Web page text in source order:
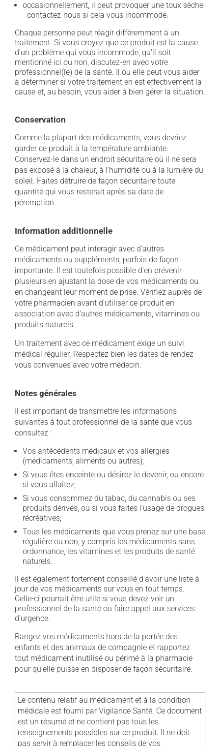
occasionnellement, il peut provoquer une toux sèche
- contactez-nous si cela vous incommode.
Chaque personne peut réagir différemment à un
traitement. Si vous croyez que ce produit est la cause
d'un problème qui vous incommode, qu'il soit
mentionné ici ou non, discutez-en avec votre
professionnel(le) de la santé. Il ou elle peut vous aider
à déterminer si votre traitement en est effectivement la
cause et, au besoin, vous aider à bien gérer la situation.
Conservation
Comme la plupart des médicaments, vous devriez
garder ce produit à la température ambiante.
Conservez-le dans un endroit sécuritaire où il ne sera
pas exposé à la chaleur, à l'humidité ou à la lumière du
soleil. Faites détruire de façon sécuritaire toute
quantité qui vous resterait après sa date de
péremption.
Information additionnelle
Ce médicament peut interagir avec d'autres
médicaments ou suppléments, parfois de façon
importante. Il est toutefois possible d'en prévenir
plusieurs en ajustant la dose de vos médicaments ou
en changeant leur moment de prise. Vérifiez auprès de
votre pharmacien avant d'utiliser ce produit en
association avec d'autres médicaments, vitamines ou
produits naturels.
Un traitement avec ce médicament exige un suivi
médical régulier. Respectez bien les dates de rendez-
vous convenues avec votre médecin.
Notes générales
Il est important de transmettre les informations
suivantes à tout professionnel de la santé que vous
consultez :
Vos antécédents médicaux et vos allergies
(médicaments, aliments ou autres);
Si vous êtes enceinte ou désirez le devenir, ou encore
si vous allaitez;
Si vous consommez du tabac, du cannabis ou ses
produits dérivés, ou si vous faites l'usage de drogues
récréatives;
Tous les médicaments que vous prenez sur une base
régulière ou non, y compris les médicaments sans
ordonnance, les vitamines et les produits de santé
naturels.
Il est également fortement conseillé d'avoir une liste à
jour de vos médicaments sur vous en tout temps.
Celle-ci pourrait être utile si vous devez voir un
professionnel de la santé ou faire appel aux services
d'urgence.
Rangez vos médicaments hors de la portée des
enfants et des animaux de compagnie et rapportez
tout médicament inutilisé ou périmé à la pharmacie
pour qu'elle puisse en disposer de façon sécuritaire.
Le contenu relatif au médicament et à la condition
médicale est fourni par Vigilance Santé. Ce document
est un résumé et ne contient pas tous les
renseignements possibles sur ce produit. Il ne doit
pas servir à remplacer les conseils de vos